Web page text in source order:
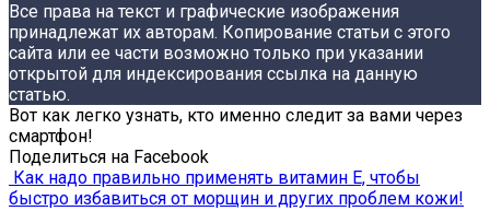
Все права на текст и графические изображения
принадлежат их авторам. Копирование статьи с этого
сайта или ее части возможно только при указании
открытой для индексирования ссылка на данную
статью.
Вот как легко узнать, кто именно следит за вами через
смартфон!
Поделиться на Facebook
Как надо правильно применять витамин Е, чтобы
быстро избавиться от морщин и других проблем кожи!